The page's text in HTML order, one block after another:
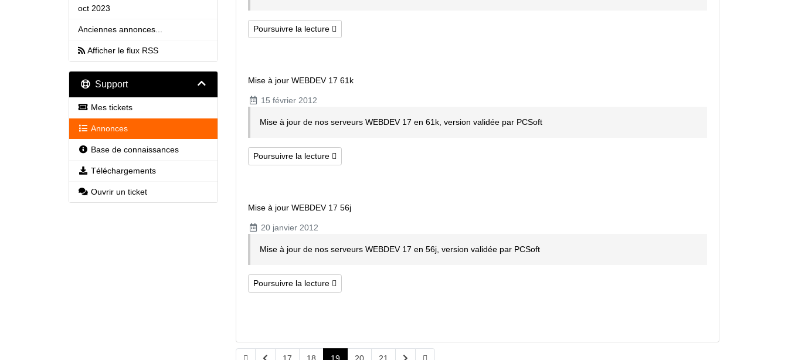
oct 2023
Anciennes annonces...
Afficher le flux RSS
Support
Mes tickets
Annonces
Base de connaissances
Téléchargements
Ouvrir un ticket
Poursuivre la lecture
Mise à jour WEBDEV 17 61k
15 février 2012
Mise à jour de nos serveurs WEBDEV 17 en 61k, version validée par PCSoft
Poursuivre la lecture
Mise à jour WEBDEV 17 56j
20 janvier 2012
Mise à jour de nos serveurs WEBDEV 17 en 56j, version validée par PCSoft
Poursuivre la lecture